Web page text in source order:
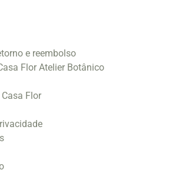
e reembolso
Flor Atelier Botânico
Flor